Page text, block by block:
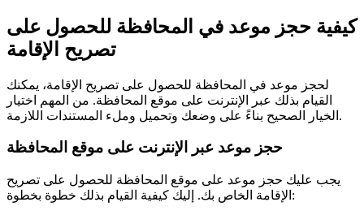
كيفية حجز موعد في المحافظة للحصول على
تصريح الإقامة
لحجز موعد في المحافظة للحصول على تصريح الإقامة، يمكنك
القيام بذلك عبر الإنترنت على موقع المحافظة. من المهم اختيار
الخيار الصحيح بناءً على وضعك وتحميل وملء المستندات اللازمة.
حجز موعد عبر الإنترنت على موقع المحافظة
يجب عليك حجز موعد على موقع المحافظة للحصول على تصريح
الإقامة الخاص بك. إليك كيفية القيام بذلك خطوة بخطوة: